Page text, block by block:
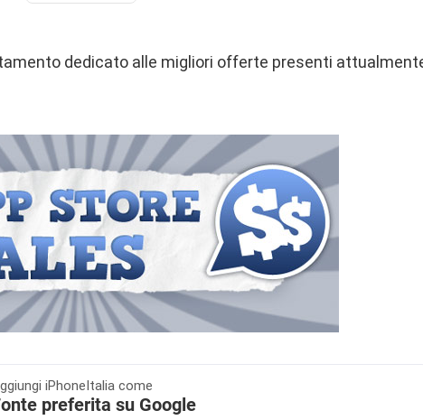
dedicato alle migliori offerte presenti
iPhoneItalia come
preferita su Google